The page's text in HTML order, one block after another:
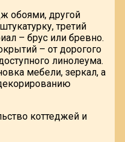
обоями, другой
третий
– брус или бревно.
– от дорогого
линолеума.
мебели, зеркал, а